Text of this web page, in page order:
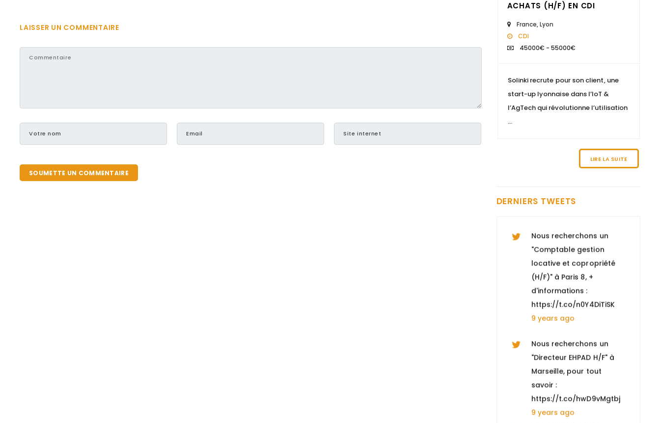
LAISSER UN COMMENTAIRE
ACHATS (H/F) EN CDI
France,Lyon
CDI
45000€ - 55000€
Solinki recrute pour son client, une
start-up lyonnaise dans l’IoT &
l’AgTech qui révolutionne l’utilisation
...
LIRE LA SUITE
DERNIERS TWEETS
Recrutement... Pour tout
savoir, c'est ici :…
9 years ago
d'informations sur Solinki
et le métier de consultant
indépendant en
Nous recherchons un
locative et copropriété
https://t.co/n0Y4DiTiSK
9 years ago
Nous recherchons un
"Directeur EHPAD H/F" à
Marseille, pour tout
savoir :
9 years ago
Opportunité : Juriste
propriété intellectuelle /
Toulouse. Pour postuler :
https://t.co/ZwyZidbS1w
9 years ago